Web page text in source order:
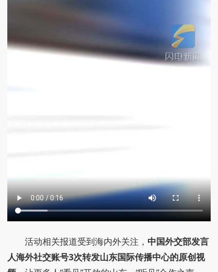
活动相关报道受到海内外关注， 中国外交部发言
人海外社交账号3次转发山东国际传播中心的原创视